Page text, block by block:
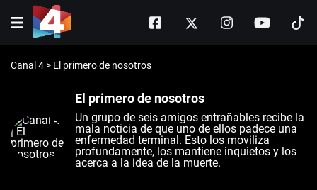
Canal 4 > El primero de nosotros
El primero de nosotros
Un grupo de seis amigos entrañables recibe la
mala noticia de que uno de ellos padece una
enfermedad terminal. Esto los moviliza
profundamente, los mantiene inquietos y los
acerca a la idea de la muerte.